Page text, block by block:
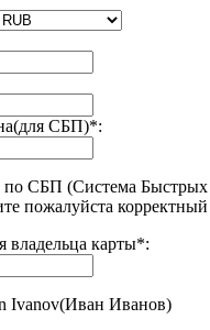
СБП)*:
по СБП (Система
пожалуйста
карты*:
Ivanov(Иван Иванов)